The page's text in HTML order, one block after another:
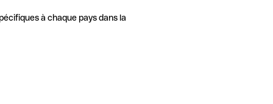
à chaque pays dans la